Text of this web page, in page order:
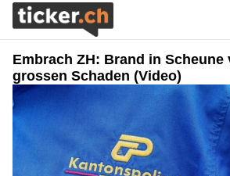
Embrach ZH: Brand in Scheune
grossen Schaden (Video)